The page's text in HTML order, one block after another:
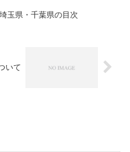
玉県・千葉県の目次
いて